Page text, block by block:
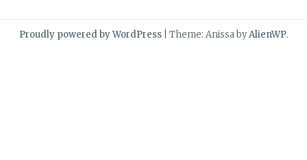
Proudly powered by WordPress Theme: Anissa byAlienWP.